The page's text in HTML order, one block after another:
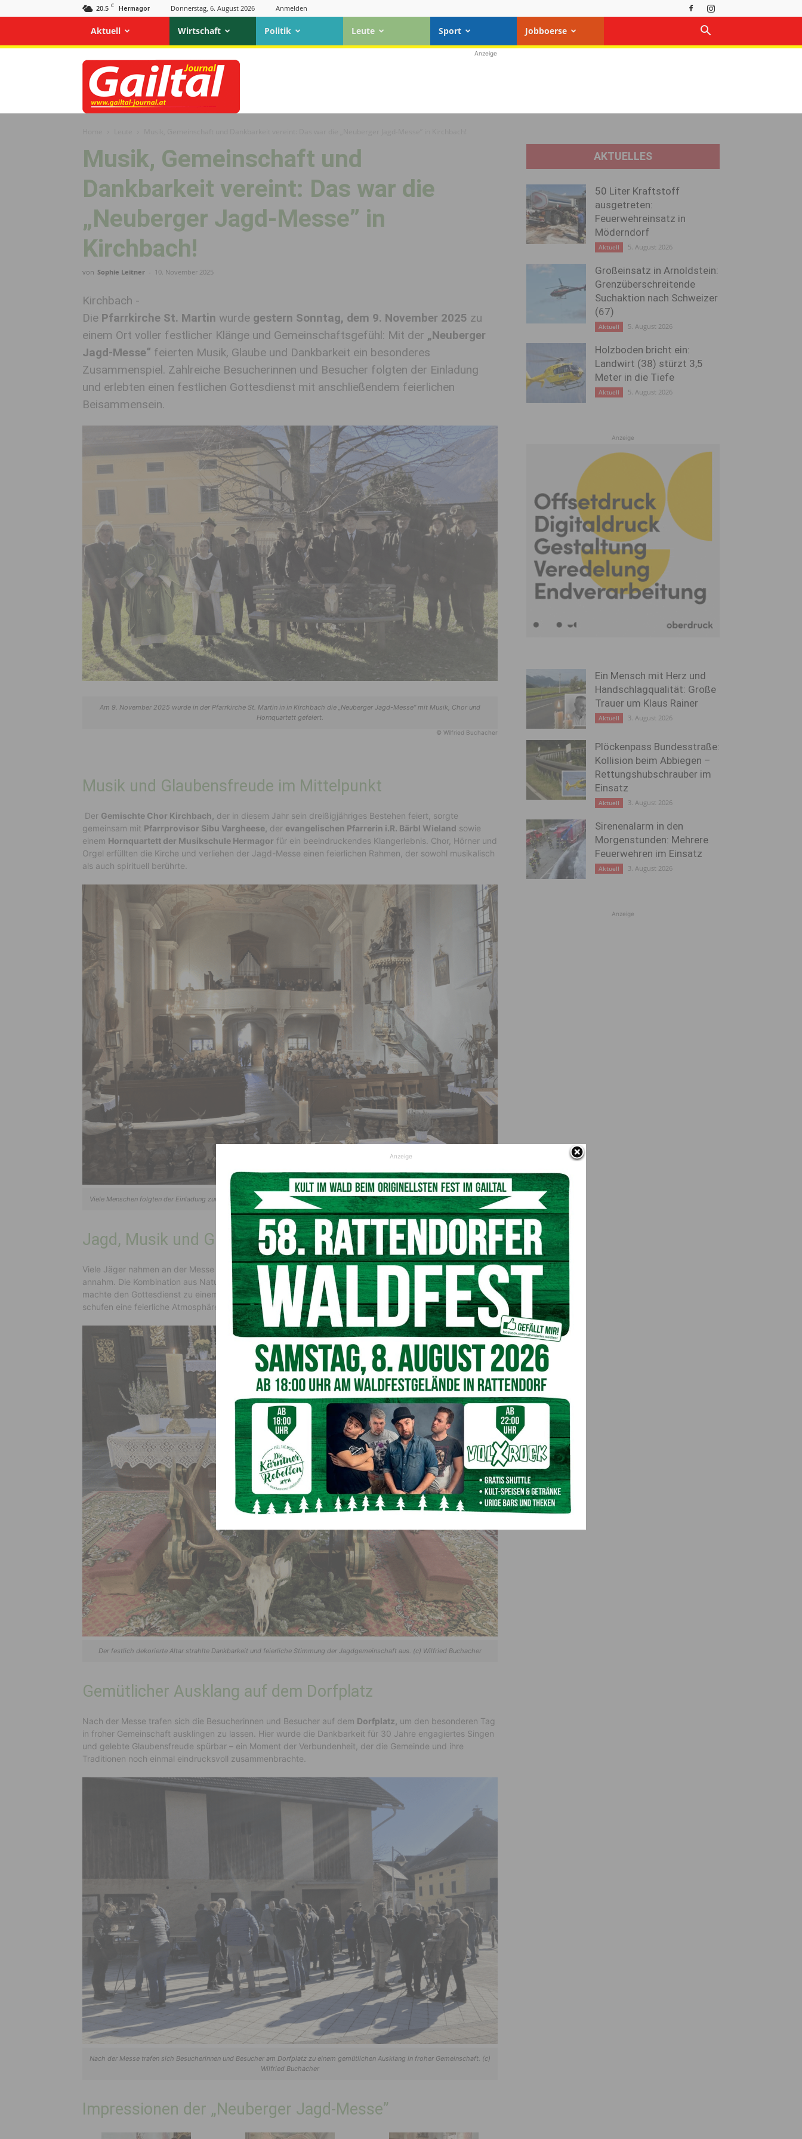
20.5 C Hermagor Donnerstag, 6. August 2026 Anmelden
Aktuell Wirtschaft Politik Leute Sport Jobboerse
Gailtal
Journal
Anzeige
Musik, Gemeinschaft und
Dankbarkeit vereint: Das war die
„Neuberger Jagd-Messe” in
Kirchbach!
von Sophie Leitner - 10. November 2025
Kirchbach -
Die Pfarrkirche St. Martin wurde gestern Sonntag, dem 9. November 2025 zu
einem Ort voller festlicher Klänge und Gemeinschaftsgefühl: Mit der „Neuberger
Jagd-Messe“ feierten Musik, Glaube und Dankbarkeit ein besonderes
Zusammenspiel. Zahlreiche Besucherinnen und Besucher folgten der Einladung
und erlebten einen festlichen Gottesdienst mit anschließendem feierlichen
Beisammensein.
Am 9. November 2025 wurde in der Pfarrkirche St. Martin in in Kirchbach die „Neuberger Jagd-Messe“ mit Musik, Chor und
Hornquartett gefeiert.
© Wilfried Buchacher
Musik und Glaubensfreude im Mittelpunkt
Der Gemischte Chor Kirchbach, der in diesem Jahr sein dreißigjähriges Bestehen feiert, sorgte
gemeinsam mit Pfarrprovisor Sibu Vargheese, der evangelischen Pfarrerin i.R. Bärbl Wieland sowie
einem Hornquartett der Musikschule Hermagor für ein beeindruckendes Klangerlebnis. Chor, Hörner und
Orgel erfüllten die Kirche und verliehen der Jagd-Messe einen feierlichen Rahmen, der sowohl musikalisch
als auch spirituell berührte.
Viele Menschen folgten der Einladung zur Messe und füllten die Pfarrkirche St. Martin mit feierlichem Geist. (c) Wilfried Buchacher
Jagd, Musik und Glaube im Einklang
Viele Jäger nahmen an der Messe teil, sodass diese zugleich den Charakter einerHubertusmesse
annahm. Die Kombination aus Naturverbundenheit, musikalischer Darbietung und religiösem Feiermoment
machte den Gottesdienst zu einem besonderen Ereignis für die gesamte Gemeinde. Die festlichen Klänge
schufen eine feierliche Atmosphäre und unterstrichen die Freude am Jubiläum des Chors.
Der festlich dekorierte Altar strahlte Dankbarkeit und feierliche Stimmung der Jagdgemeinschaft aus. (c) Wilfried Buchacher
Gemütlicher Ausklang auf dem Dorfplatz
Nach der Messe trafen sich die Besucherinnen und Besucher auf dem Dorfplatz, um den besonderen Tag
in froher Gemeinschaft ausklingen zu lassen. Hier wurde die Dankbarkeit für 30 Jahre engagiertes Singen
und gelebte Glaubensfreude spürbar – ein Moment der Verbundenheit, der die Gemeinde und ihre
Traditionen noch einmal eindrucksvoll zusammenbrachte.
Nach der Messe trafen sich Besucherinnen und Besucher am Dorfplatz zu einem gemütlichen Ausklang in froher Gemeinschaft. (c)
Wilfried Buchacher
Impressionen der „Neuberger Jagd-Messe”
AKTUELLES
50 Liter Kraftstoff
ausgetreten:
Feuerwehreinsatz in
Möderndorf
Aktuell 5. August 2026
Großeinsatz in Arnoldstein:
Grenzüberschreitende
Suchaktion nach Schweizer
(67)
Aktuell 5. August 2026
Holzboden bricht ein:
Landwirt (38) stürzt 3,5
Meter in die Tiefe
Aktuell 5. August 2026
Anzeige
Ein Mensch mit Herz und
Handschlagqualität: Große
Trauer um Klaus Rainer
Aktuell 3. August 2026
Plöckenpass Bundesstraße:
Kollision beim Abbiegen –
Rettungshubschrauber im
Einsatz
Aktuell 3. August 2026
Sirenenalarm in den
Morgenstunden: Mehrere
Feuerwehren im Einsatz
Aktuell 3. August 2026
Anzeige
Anzeige